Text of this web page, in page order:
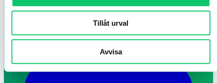
Tillåt urval
Avvisa